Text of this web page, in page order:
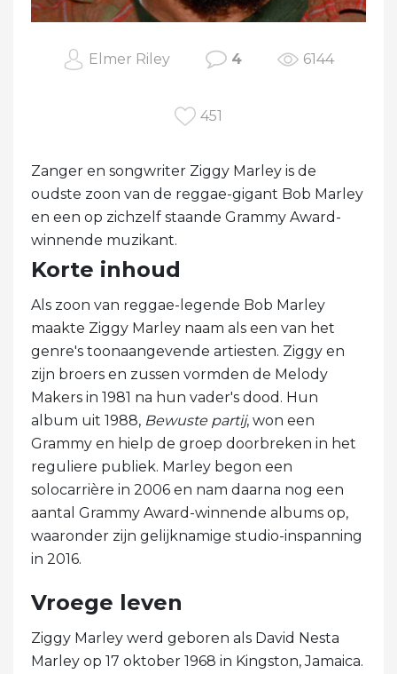
Elmer Riley 4 6144
451
Zanger en songwriter Ziggy Marley is de
oudste zoon van de reggae-gigant Bob Marley
en een op zichzelf staande Grammy Award-
winnende muzikant.
Korte inhoud
Als zoon van reggae-legende Bob Marley
maakte Ziggy Marley naam als een van het
genre's toonaangevende artiesten. Ziggy en
zijn broers en zussen vormden de Melody
Makers in 1981 na hun vader's dood. Hun
album uit 1988, Bewuste partij, won een
Grammy en hielp de groep doorbreken in het
reguliere publiek. Marley begon een
solocarrière in 2006 en nam daarna nog een
aantal Grammy Award-winnende albums op,
waaronder zijn gelijknamige studio-inspanning
in 2016.
Vroege leven
Ziggy Marley werd geboren als David Nesta
Marley op 17 oktober 1968 in Kingston, Jamaica.